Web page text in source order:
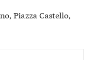
Piazza Castello,